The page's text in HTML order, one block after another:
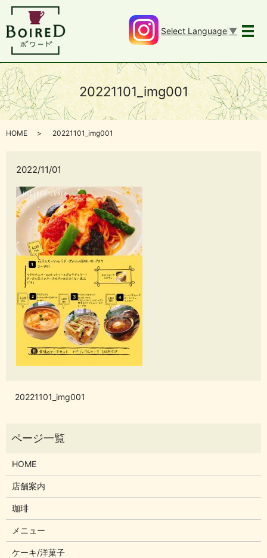
メ
Select Language ▼
20221101_img001
HOME 20221101_img001
2022/11/01
20221101_img001
HOME
店舗案内
珈琲
メニュー
ケーキ/洋菓子